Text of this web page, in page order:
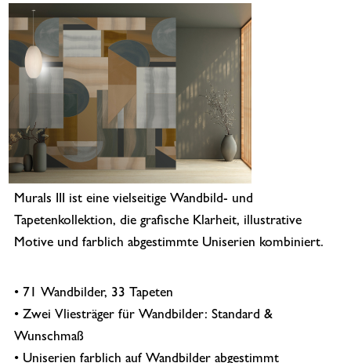
Murals III ist eine vielseitige Wandbild- und
Tapetenkollektion, die grafische Klarheit, illustrative
Motive und farblich abgestimmte Uniserien kombiniert.
• 71 Wandbilder, 33 Tapeten
• Zwei Vliesträger für Wandbilder: Standard &
Wunschmaß
• Uniserien farblich auf Wandbilder abgestimmt